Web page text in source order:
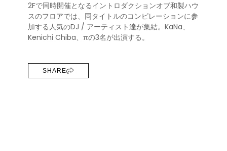
2Fで同時開催となるイントロダクションオブ和製ハウ
スのフロアでは、同タイトルのコンピレーションに参
加する人気のDJ / アーティスト達が集結。KaNa、
Kenichi Chiba、πの3名が出演する。
SHARE